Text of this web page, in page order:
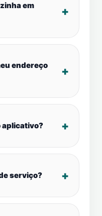
em
endereço
aplicativo?
serviço?